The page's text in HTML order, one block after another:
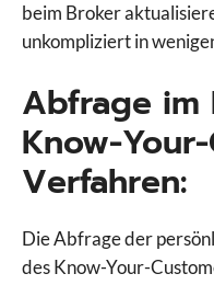
beim Broker
unkompliziert in
Abfrage im
Know-
Verfahren:
Die Abfrage der
des Know-Your-